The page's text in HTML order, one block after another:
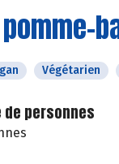
Végétarien
de personnes